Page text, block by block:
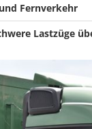
Fernverkehr
Lastzüge